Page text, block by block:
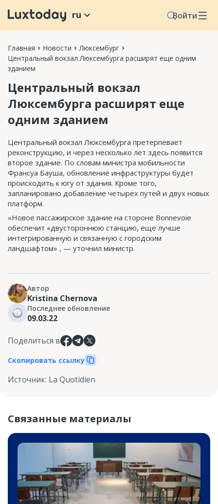
Войти
ru
Главная Новости
Люксембург
Центральный вокзал Люксембурга расширят еще одним
зданием
Центральный вокзал
Люксембурга расширят еще
одним зданием
Центральный вокзал Люксембурга претерпевает
реконструкцию, и через несколько лет здесь появится
второе здание. По словам министра мобильности
Франсуа Бауша, обновление инфраструктуры будет
происходить к югу от здания. Кроме того,
запланировано добавление четырех путей и двух новых
платформ.
«Новое пассажирское здание на стороне Bonnevoie
обеспечит «двустороннюю станцию, еще лучше
интегрированную и связанную с городским
ландшафтом» , — уточнил министр.
Автор
Kristina Chernova
Последнее обновление
09.03.22
Поделиться в
Скопировать ссылку
Источник: La Quotidien
Связанные материалы